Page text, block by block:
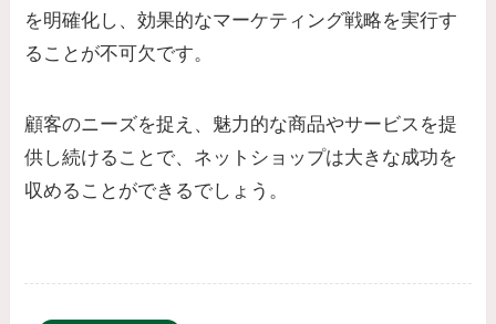
を明確化し、効果的なマーケティング戦略を実行す
ることが不可欠です。
顧客のニーズを捉え、魅力的な商品やサービスを提
供し続けることで、ネットショップは大きな成功を
収めることができるでしょう。